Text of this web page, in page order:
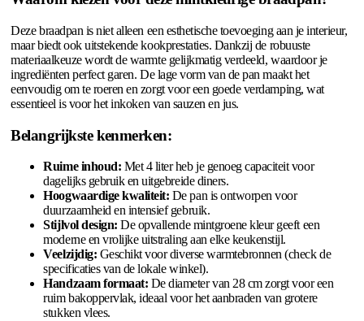
Deze braadpan is niet alleen een esthetische toevoeging aan je interieur,
maar biedt ook uitstekende kookprestaties. Dankzij de robuuste
materiaalkeuze wordt de warmte gelijkmatig verdeeld, waardoor je
ingrediënten perfect garen. De lage vorm van de pan maakt het
eenvoudig om te roeren en zorgt voor een goede verdamping, wat
essentieel is voor het inkoken van sauzen en jus.
Belangrijkste kenmerken:
Ruime inhoud: Met 4 liter heb je genoeg capaciteit voor
dagelijks gebruik en uitgebreide diners.
Hoogwaardige kwaliteit: De pan is ontworpen voor
duurzaamheid en intensief gebruik.
Stijlvol design: De opvallende mintgroene kleur geeft een
moderne en vrolijke uitstraling aan elke keukenstijl.
Veelzijdig: Geschikt voor diverse warmtebronnen (check de
specificaties van de lokale winkel).
Handzaam formaat: De diameter van 28 cm zorgt voor een
ruim bakoppervlak, ideaal voor het aanbraden van grotere
stukken vlees.